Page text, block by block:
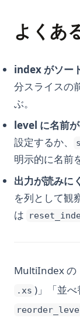
よくあ
index がソー
分スライスの
ぶ。
level に名前
設定するか、
明示的に名前
出力が読みに
を列として観
は
MultiIndex の
.xs )」「並べ